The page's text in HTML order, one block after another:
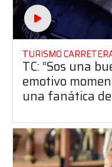
TURISMO
TC: “Sos una
emotivo
una fanática